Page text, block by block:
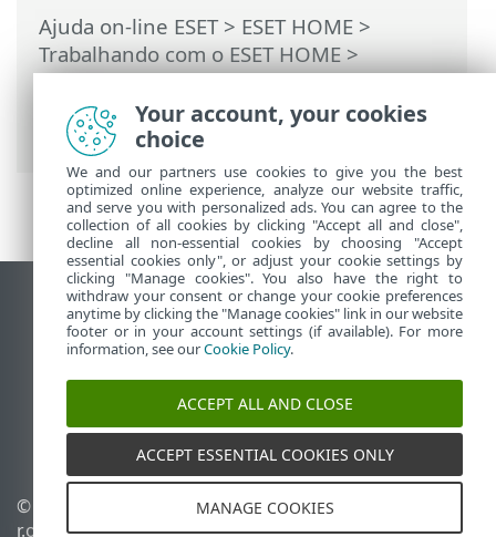
Ajuda on-line ESET> ESET HOME >
Trabalhando com o ESET HOME>
Membros>Recursos ESET atribuídos ao
membro
>ESET Proteção de identidade>
Painel
Ver site para desktop
End of Life
Base de conhecimento ESET
Fórum ESET
ESET Status Portal
Suporte regional
© 1992 - 2026 ESET, spol. s
r.o. - Todos os direitos
Gerenciar cookies
Política de cookies
Your account, your cookies
choice
We and our partners use cookies to give you the best
optimized online experience, analyze our website traffic,
and serve you with personalized ads. You can agree to the
collection of all cookies by clicking "Accept all and close",
decline all non-essential cookies by choosing "Accept
essential cookies only", or adjust your cookie settings by
clicking "Manage cookies". You also have the right to
withdraw your consent or change your cookie preferences
anytime by clicking the "Manage cookies" link in our website
footer or in your account settings (if available). For more
information, see ourCookie Policy.
ACCEPT ALL AND CLOSE
ACCEPT ESSENTIAL COOKIES ONLY
MANAGE COOKIES